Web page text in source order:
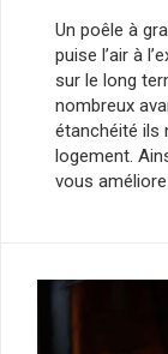
Un poêle à
puise l’air à
sur le long
nombreux
étanchéité ils
logement.
vous